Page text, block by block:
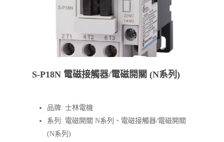
S-P18N 電磁接觸器/電磁開關 (N系列)
品牌: 士林電機
系列: 電磁開關 N系列、電磁接觸器/電磁開關
(N系列)